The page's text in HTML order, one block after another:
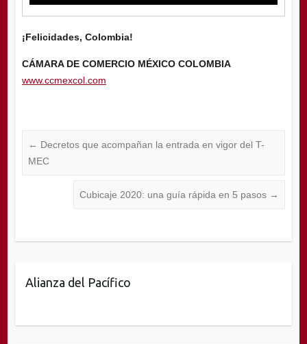
¡Felicidades, Colombia!
CÁMARA DE COMERCIO MÉXICO COLOMBIA
www.ccmexcol.com
← Decretos que acompañan la entrada en vigor del T-
MEC
Cubicaje 2020: una guía rápida en 5 pasos →
Alianza del Pacífico